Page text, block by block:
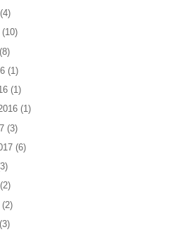
(4)
(10)
(8)
(1)
(1)
(1)
(3)
(6)
(2)
(2)
(3)